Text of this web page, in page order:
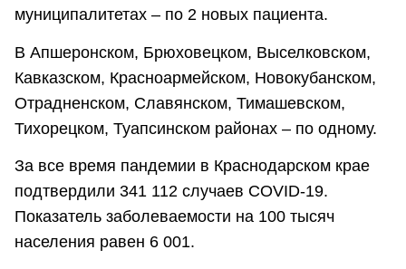
муниципалитетах – по 2 новых пациента.
В Апшеронском, Брюховецком, Выселковском,
Кавказском, Красноармейском, Новокубанском,
Отрадненском, Славянском, Тимашевском,
Тихорецком, Туапсинском районах – по одному.
За все время пандемии в Краснодарском крае
подтвердили 341 112 случаев COVID-19.
Показатель заболеваемости на 100 тысяч
населения равен 6 001.